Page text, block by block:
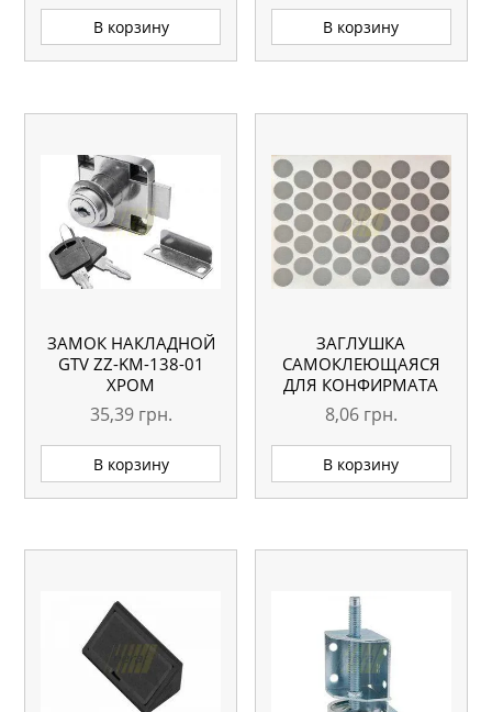
В корзину В корзину
ЗАМОК НАКЛАДНОЙ
GTV ZZ-KM-138-01
ХРОМ
35,39 грн.
В корзину
ЗАГЛУШКА
САМОКЛЕЮЩАЯСЯ
ДЛЯ КОНФИРМАТА
5067 МЕТАЛИК
8,06 грн.
В корзину